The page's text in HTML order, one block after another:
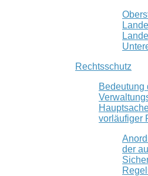
Rechtsschutz
Bedeutung
vorläufiger
der